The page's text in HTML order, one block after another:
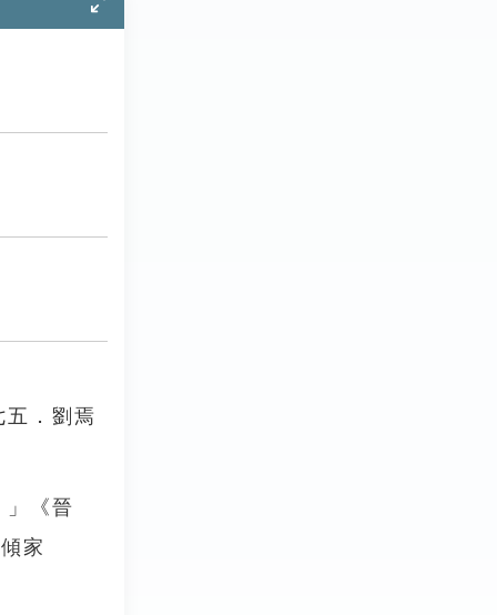
．劉焉
」《晉
家